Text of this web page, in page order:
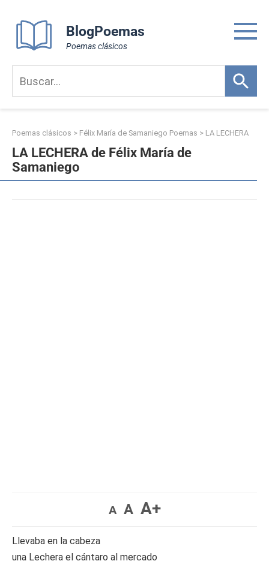
content
BlogPoemas
Poemas clásicos
Poemas clásicos > Félix María de Samaniego Poemas > LA LECHERA
LA LECHERA de Félix María de
Samaniego
A A A+
Llevaba en la cabeza
una Lechera el cántaro al mercado